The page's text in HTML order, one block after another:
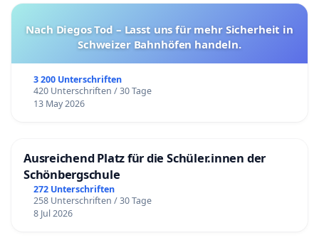
Nach Diegos Tod – Lasst uns für mehr Sicherheit in
Schweizer Bahnhöfen handeln.
3 200 Unterschriften
420 Unterschriften / 30 Tage
13 May 2026
Ausreichend Platz für die Schüler.innen der
Schönbergschule
272 Unterschriften
258 Unterschriften / 30 Tage
8 Jul 2026